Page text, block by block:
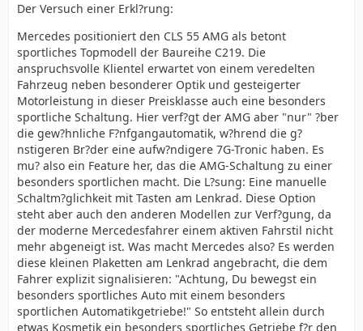
Der Versuch einer Erkl?rung:
Mercedes positioniert den CLS 55 AMG als betont
sportliches Topmodell der Baureihe C219. Die
anspruchsvolle Klientel erwartet von einem veredelten
Fahrzeug neben besonderer Optik und gesteigerter
Motorleistung in dieser Preisklasse auch eine besonders
sportliche Schaltung. Hier verf?gt der AMG aber "nur" ?ber
die gew?hnliche F?nfgangautomatik, w?hrend die g?
nstigeren Br?der eine aufw?ndigere 7G-Tronic haben. Es
mu? also ein Feature her, das die AMG-Schaltung zu einer
besonders sportlichen macht. Die L?sung: Eine manuelle
Schaltm?glichkeit mit Tasten am Lenkrad. Diese Option
steht aber auch den anderen Modellen zur Verf?gung, da
der moderne Mercedesfahrer einem aktiven Fahrstil nicht
mehr abgeneigt ist. Was macht Mercedes also? Es werden
diese kleinen Plaketten am Lenkrad angebracht, die dem
Fahrer explizit signalisieren: "Achtung, Du bewegst ein
besonders sportliches Auto mit einem besonders
sportlichen Automatikgetriebe!" So entsteht allein durch
etwas Kosmetik ein besonders sportliches Getriebe f?r den